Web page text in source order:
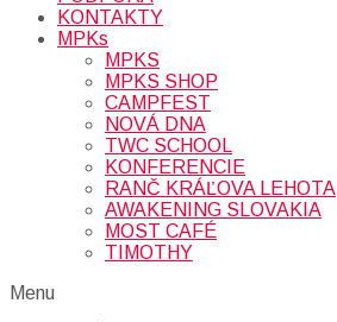
KONTAKTY
MPKs
MPKS
MPKS SHOP
CAMPFEST
NOVÁ DNA
TWC SCHOOL
KONFERENCIE
RANČ KRÁĽOVA LEHOTA
AWAKENING SLOVAKIA
MOST CAFÉ
TIMOTHY
Menu